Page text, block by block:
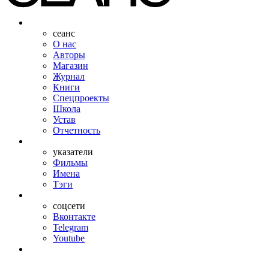
сеанс
О нас
Авторы
Магазин
Журнал
Книги
Спецпроекты
Школа
Устав
Отчетность
указатели
Фильмы
Имена
Тэги
соцсети
Вконтакте
Telegram
Youtube